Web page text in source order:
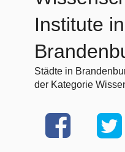
Institute in
Städte in
der Kategorie